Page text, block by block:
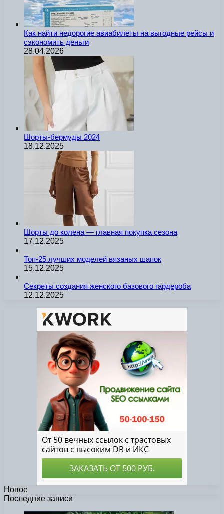
Как найти недорогие авиабилеты на выгодные рейсы и
сэкономить деньги
28.04.2026
Шорты-бермуды 2024
18.12.2025
Шорты до колена — главная покупка сезона
17.12.2025
Топ-25 лучших моделей вязаных шапок
15.12.2025
Секреты создания женского базового гардероба
12.12.2025
Новое
Последние записи